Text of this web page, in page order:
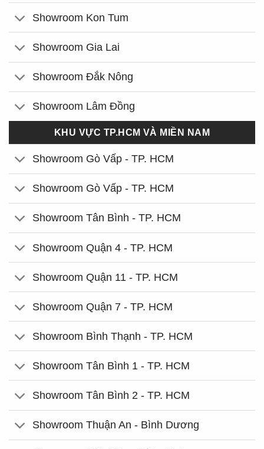
Showroom Kon Tum
Showroom Gia Lai
Showroom Đắk Nông
Showroom Lâm Đồng
KHU VỰC TP.HCM VÀ MIỀN NAM
Showroom Gò Vấp - TP. HCM
Showroom Gò Vấp - TP. HCM
Showroom Tân Bình - TP. HCM
Showroom Quận 4 - TP. HCM
Showroom Quận 11 - TP. HCM
Showroom Quận 7 - TP. HCM
Showroom Bình Thạnh - TP. HCM
Showroom Tân Bình 1 - TP. HCM
Showroom Tân Bình 2 - TP. HCM
Showroom Thuận An - Bình Dương